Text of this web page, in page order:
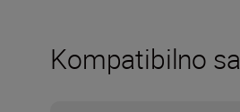
Kompatibilno sa